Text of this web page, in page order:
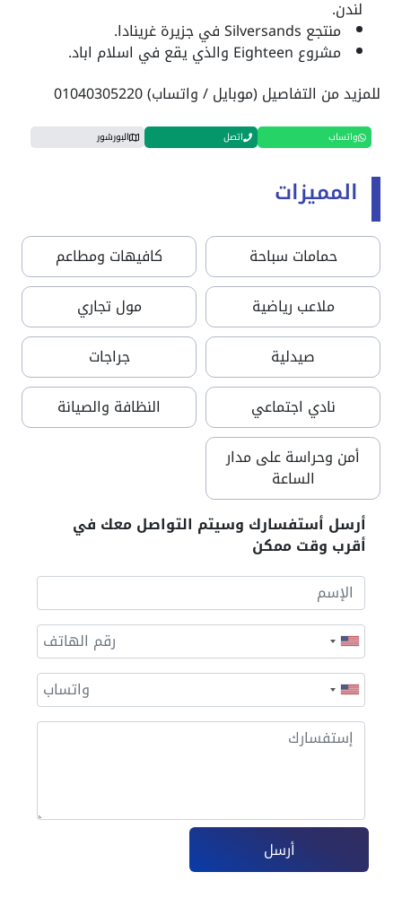
لندن.
منتجع Silversands في جزيرة غرينادا.
مشروع Eighteen والذي يقع في اسلام اباد.
للمزيد من التفاصيل (موبايل / واتساب) 01040305220
واتساب اتصل البورشور
المميزات
حمامات سباحة
كافيهات ومطاعم
ملاعب رياضية
مول تجاري
صيدلية
جراجات
نادي اجتماعي
النظافة والصيانة
أمن وحراسة على مدار
الساعة
أرسل أستفسارك وسيتم التواصل معك في
أقرب وقت ممكن
أرسل